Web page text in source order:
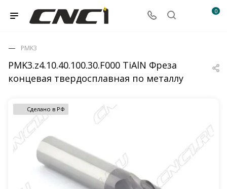
0
PMK3.z4.10.40.100.30.F000 TiAlN Фреза
концевая твердосплавная по металлу
PMK3
Сделано в РФ